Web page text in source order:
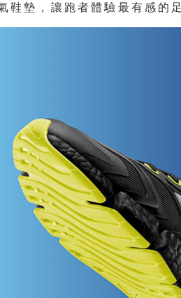
鞋墊，讓跑者體驗最有感的